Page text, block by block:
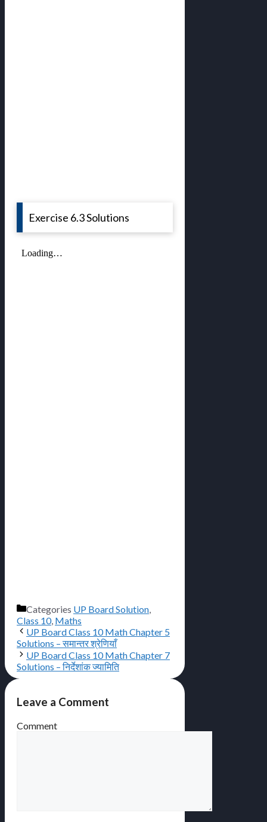
Exercise 6.3 Solutions
Categories UP Board Solution
Class 10, Maths
UP Board Class 10 Math Chapter 5
Solutions – समान्तर श्रेणियाँ
UP Board Class 10 Math Chapter 7
Solutions – निर्देशांक ज्यामिति
Leave a Comment
Comment